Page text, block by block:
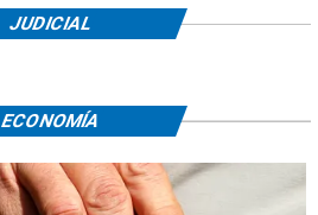
JUDICIAL
ECONOMÍA